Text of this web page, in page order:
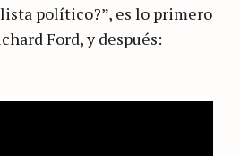
político?”, es lo primero
Ford, y después: